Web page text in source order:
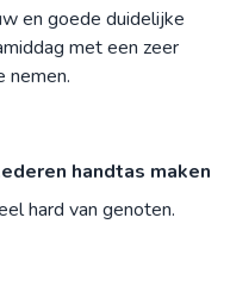
en goede duidelijke
met een zeer
nemen.
handtas maken
hard van genoten.